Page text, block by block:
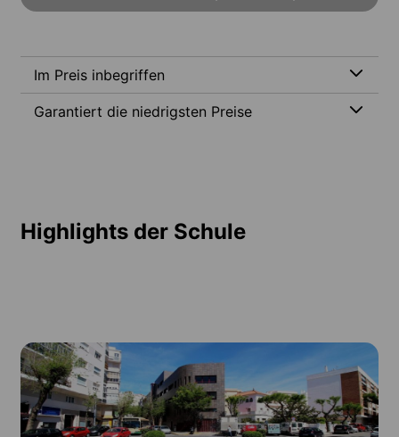
Im Preis inbegriffen
Garantiert die niedrigsten Preise
Highlights der Schule